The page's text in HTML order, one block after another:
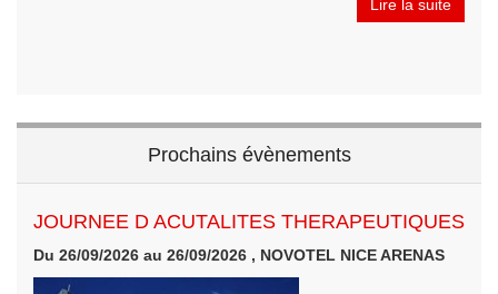
Lire la suite
Prochains évènements
JOURNEE D ACUTALITES THERAPEUTIQUES
Du 26/09/2026 au 26/09/2026 , NOVOTEL NICE ARENAS